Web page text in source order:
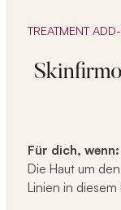
TREATMENT
Für dich, wenn:
Die Haut um
Linien in